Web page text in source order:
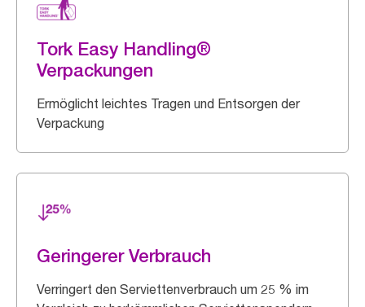
Tork Easy Handling®
Verpackungen
Ermöglicht leichtes Tragen und Entsorgen der
Verpackung
Geringerer Verbrauch
Verringert den Serviettenverbrauch um 25 % im